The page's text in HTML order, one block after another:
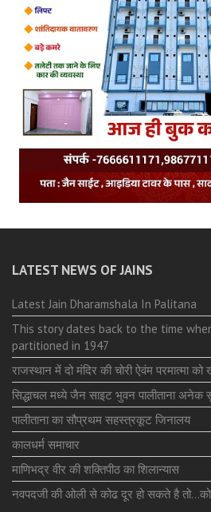
LATEST NEWS OF JAINS
Latest Jain Dharamshala In Palitana
This story dates back to the time
partitioned in 1947
राजस्थान में दो मंदिर की चोरी ऐवंम परमात्मा
सिद्धाचल मध्ये जैन साइट भुवन पालीताना अनेक
पालीताना का सौप्रथम सहस्त्रकूट जिनालय
कालधर्म समाचार
माणिभद्र वीर की शक्तिपीठ का शिलान्यास
नवपदजी की ओली से कोढ दूर हो सकते है